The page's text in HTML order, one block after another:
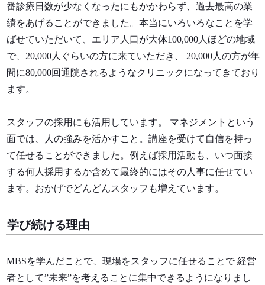
番診療日数が少なくなったにもかかわらず、過去最高の業
績をあげることができました。本当にいろいろなことを学
ばせていただいて、エリア人口が大体100,000人ほどの地域
で、20,000人ぐらいの方に来ていただき、 20,000人の方が年
間に80,000回通院されるようなクリニックになってきており
ます。
スタッフの採用にも活用しています。 マネジメントという
面では、人の強みを活かすこと。講座を受けて自信を持っ
て任せることができました。例えば採用活動も、いつ面接
する何人採用するか含めて最終的にはその人事に任せてい
ます。おかげでどんどんスタッフも増えています。
学び続ける理由
MBSを学んだことで、現場をスタッフに任せることで 経営
者として”未来”を考えることに集中できるようになりまし